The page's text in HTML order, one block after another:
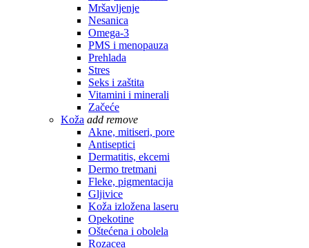
Mršavljenje
Nesanica
Omega-3
PMS i menopauza
Prehlada
Stres
Seks i zaštita
Vitamini i minerali
Začeće
Koža add remove
Akne, mitiseri, pore
Antiseptici
Dermatitis, ekcemi
Dermo tretmani
Fleke, pigmentacija
Gljivice
Koža izložena laseru
Opekotine
Oštećena i obolela
Rozacea